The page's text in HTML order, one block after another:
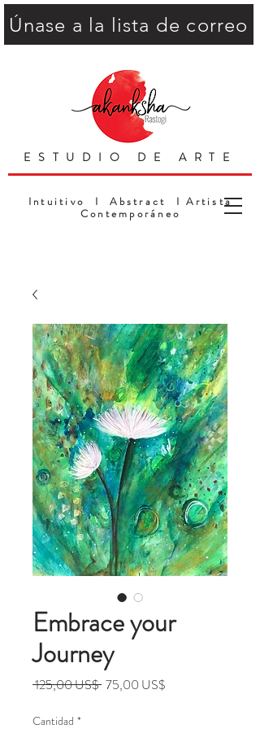
ESTUDIO DE ARTE
Intuitivo I Abstract I Artista
Contemporáneo
Únase a la lista de correo
Embrace your
Journey
125,00 US$ Precio
75,00 US$
Cantidad *